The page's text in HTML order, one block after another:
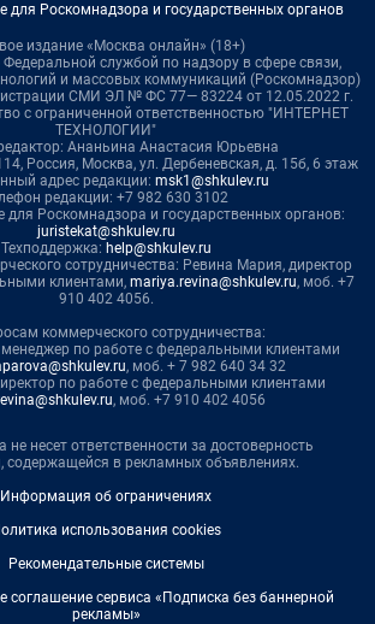
для Роскомнадзора и государственных органов
издание «Москва онлайн» (18+)
службой по надзору в сфере связи,
и массовых коммуникаций (Роскомнадзор)
СМИ ЭЛ № ФС 77— 83224 от 12.05.2022 г.
с ограниченной ответственностью "ИНТЕРНЕТ
ТЕХНОЛОГИИ"
Ананьина Анастасия Юрьевна
Россия, Москва, ул. Дербеневская, д. 15б, 6 этаж
адрес редакции: msk1@shkulev.ru
редакции: +7 982 630 3102
для Роскомнадзора и государственных органов:
juristekat@shkulev.ru
Техподдержка: help@shkulev.ru
сотрудничества: Ревина Мария, директор
клиентами, mariya.revina@shkulev.ru, моб. +7
910 402 4056.
коммерческого сотрудничества:
по работе с федеральными клиентами
, моб. + 7 982 640 34 32
по работе с федеральными клиентами
, моб. +7 910 402 4056
не несет ответственности за достоверность
содержащейся в рекламных объявлениях.
Информация об ограничениях
использования cookies
Рекомендательные системы
соглашение сервиса «Подписка без баннерной
рекламы»